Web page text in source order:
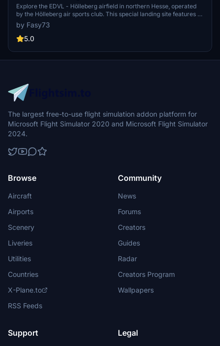
Explore the EDVL - Hölleberg airfield in northern Hesse, operated
by the Hölleberg air sports club. This special landing site features a
grass runway and is approved for various aircraft types, including
gliders and motor aircraft. Unzip, drag & drop the folder in your
Community folder for installation. Support the creator for future
by Fasy73
5.0
The largest free-to-use flight simulation addon platform for
Microsoft Flight Simulator 2020 and Microsoft Flight Simulator
2024.
Browse
Aircraft
Airports
Scenery
Liveries
Utilities
Countries
X-Plane.to
RSS Feeds
Community
News
Forums
Creators
Guides
Radar
Creators Program
Wallpapers
Support Legal